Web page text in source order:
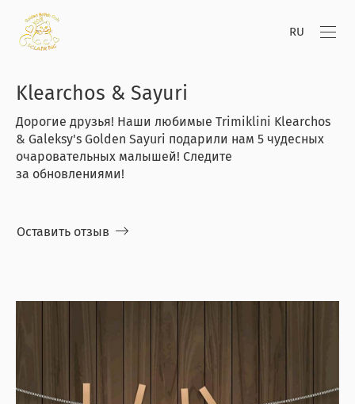
RU
Klearchos & Sayuri
Дорогие друзья! Наши любимые Trimiklini Klearchos
& Galeksy's Golden Sayuri подарили нам 5 чудесных
очаровательных малышей! Следите
за обновлениями!
Оставить отзыв